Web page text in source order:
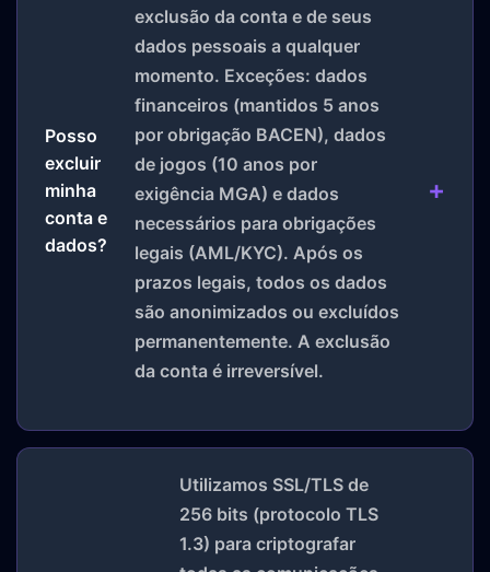
Posso
excluir
minha
conta e
dados?
exclusão da conta e de seus
dados pessoais a qualquer
momento. Exceções: dados
financeiros (mantidos 5 anos
por obrigação BACEN), dados
de jogos (10 anos por
exigência MGA) e dados
necessários para obrigações
legais (AML/KYC). Após os
prazos legais, todos os dados
são anonimizados ou excluídos
permanentemente. A exclusão
da conta é irreversível.
Utilizamos SSL/TLS de
256 bits (protocolo TLS
1.3) para criptografar